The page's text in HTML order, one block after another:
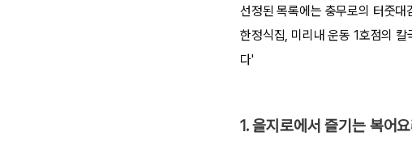
선정된 목록에는 충무로의 터줏대
한정식집, 미리내 운동 1호점의
다'
1. 을지로에서 즐기는 복어